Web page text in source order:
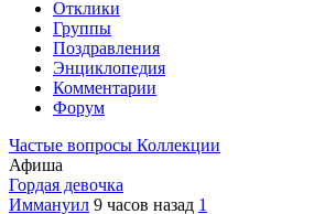
Отклики
Группы
Поздравления
Энциклопедия
Комментарии
Форум
Частые вопросы Коллекции
Афиша
Гордая девочка
Иммануил 9 часов назад 1